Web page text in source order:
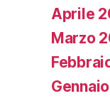
Aprile
Marzo